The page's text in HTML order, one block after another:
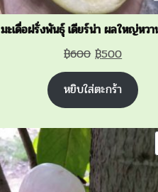
มะเดื่อฝรั่งพันธุ์ เดียร์น่า ผลใหญ่หว
฿600 Original
price
was:
฿600.
฿500Current
price
is:
฿500.
หยิบใส่ตะกร้า